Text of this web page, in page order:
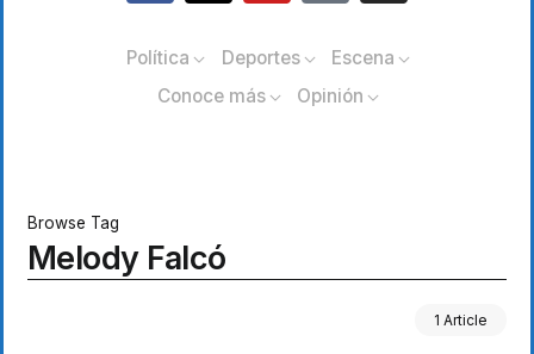
Política Deportes
Escena
Conoce más
Opinión
Browse Tag
Melody Falcó
1 Article